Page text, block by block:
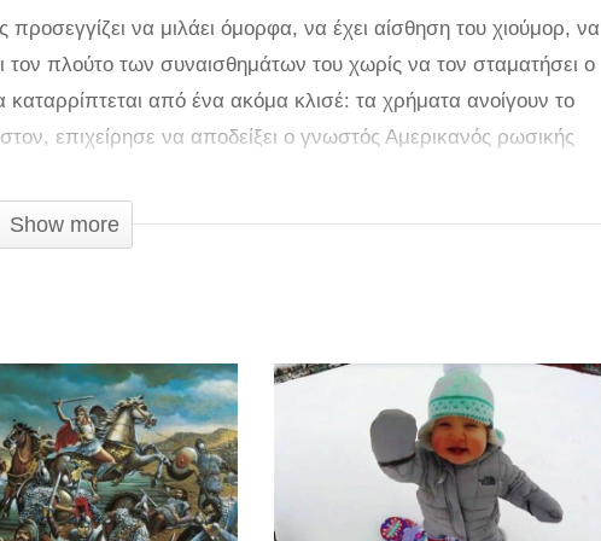
προσεγγίζει να μιλάει όμορφα, να έχει αίσθηση του χιούμορ, να
τον πλούτο των συναισθημάτων του χωρίς να τον σταματήσει ο
από ένα ακόμα κλισέ: τα χρήματα ανοίγουν το
επιχείρησε να αποδείξει ο γνωστός Αμερικανός ρωσικής
τα «θύματά» του, πλησίασε στο πεζοδρόμιο όπου
κάλεσε να επιβιβαστούν στο πολυτελές αυτοκίνητό του. Οι
παρά τον αρχικό δισταγμό τους, άνοιξαν τελικά την
οδηγό, ο οποίος ξεκίνησε για άγνωστο προορισμό. Βέβαια,
οι παράτολμες νεαρές είναι πιθανό πως γνώριζαν ότι
από το φορτίο του δυσάρεστου μηνύματος που «περνάει»
πάντως, το βίντεο στο YouTube, όπου διαθέτει κανάλι ο
Show more